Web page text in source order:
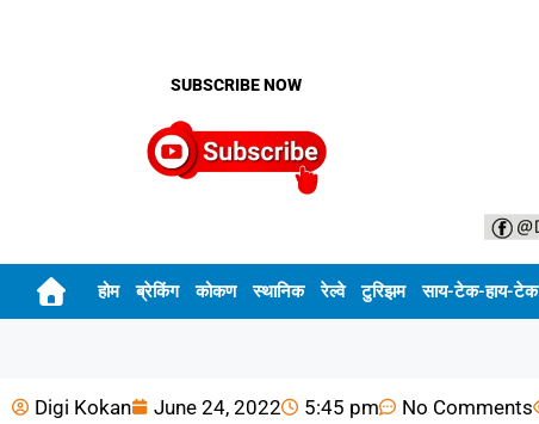
SUBSCRIBE NOW
होम ब्रेकिंग कोकण स्थानिक रेल्वे टुरिझम साय-टेक-हाय-टेक
Digi Kokan June 24, 2022 5:45 pm No Comments